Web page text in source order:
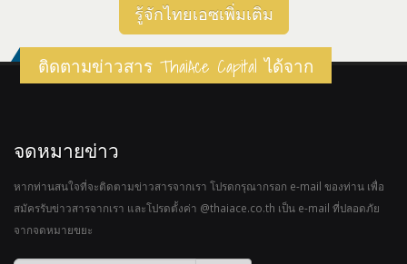
รู้จักไทยเอซเพิ่มเติม
ติดตามข่าวสาร ThaiAce Capital ได้จาก
จดหมายข่าว
หากท่านสนใจที่จะติดตามข่าวสารจากเรา โปรดกรุณากรอก e-mail ของท่าน เพื่อ
สมัครรับข่าวสารจากเรา และโปรดตั้งค่า @thaiace.co.th เป็น e-mail ที่ปลอดภัย
จากจดหมายขยะ